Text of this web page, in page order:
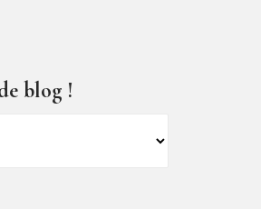
blog !